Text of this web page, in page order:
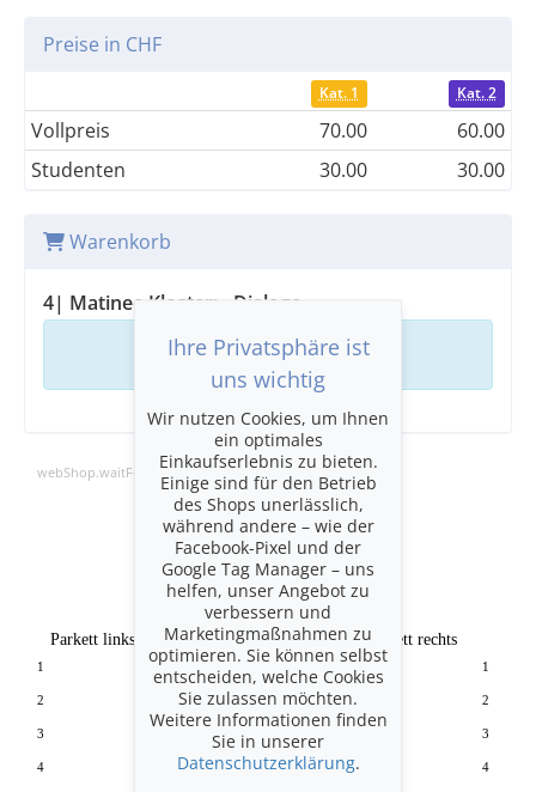
Preise in CHF
Kat. 1 Kat. 2
Vollpreis 70.00
60.00
Studenten
30.00 30.00
Warenkorb
4| Matinee Kloster: «Dialoge»
Ihr Warenkorb ist leer
webShop.waitForSaalplan
Bühne
Parkett links Parkett rechts
1
2
3
4
1
2
3
4
Ihre Privatsphäre ist
uns wichtig
Wir nutzen Cookies, um Ihnen
ein optimales
Einkaufserlebnis zu bieten.
Einige sind für den Betrieb
des Shops unerlässlich,
während andere – wie der
Facebook-Pixel und der
Google Tag Manager – uns
helfen, unser Angebot zu
verbessern und
Marketingmaßnahmen zu
optimieren. Sie können selbst
entscheiden, welche Cookies
Sie zulassen möchten.
Weitere Informationen finden
Sie in unserer
Datenschutzerklärung.